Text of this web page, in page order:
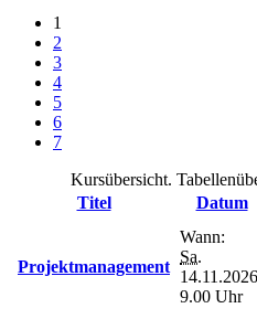
1
2
3
4
5
6
7
Kursübersicht.
Titel
Datum
Projektmanagement
Wann:
Sa.
9.00 Uhr